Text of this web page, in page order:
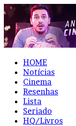
HOME
Notícias
Cinema
Resenhas
Lista
Seriado
HQ/Livros